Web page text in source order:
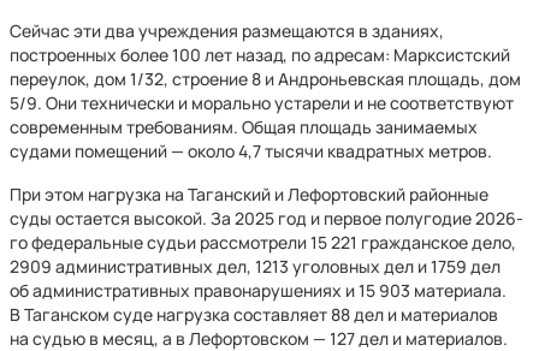
Сейчас эти два учреждения размещаются в зданиях,
построенных более 100 лет назад, по адресам: Марксистский
переулок, дом 1/32, строение 8 и Андроньевская площадь, дом
5/9. Они технически и морально устарели и не соответствуют
современным требованиям. Общая площадь занимаемых
судами помещений — около 4,7 тысячи квадратных метров.
При этом нагрузка на Таганский и Лефортовский районные
суды остается высокой. За 2025 год и первое полугодие 2026-
го федеральные судьи рассмотрели 15 221 гражданское дело,
2909 административных дел, 1213 уголовных дел и 1759 дел
об административных правонарушениях и 15 903 материала.
В Таганском суде нагрузка составляет 88 дел и материалов
на судью в месяц, а в Лефортовском — 127 дел и материалов.